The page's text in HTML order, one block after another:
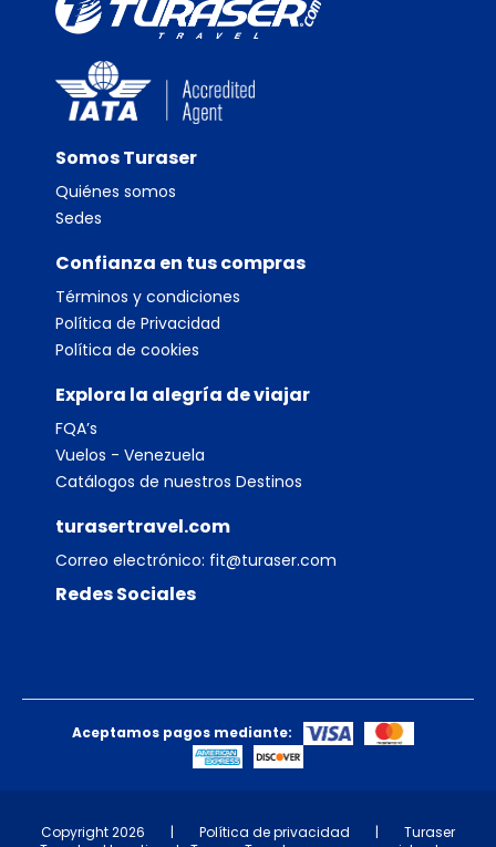
Somos Turaser
Quiénes somos
Sedes
Confianza en tus compras
Términos y condiciones
Política de Privacidad
Política de cookies
Explora la alegría de viajar
FQA’s
Vuelos - Venezuela
Catálogos de nuestros Destinos
turasertravel.com
Correo electrónico: fit@turaser.com
Redes Sociales
Aceptamos pagos mediante:
Copyright 2026 | Política de privacidad |
Turaser